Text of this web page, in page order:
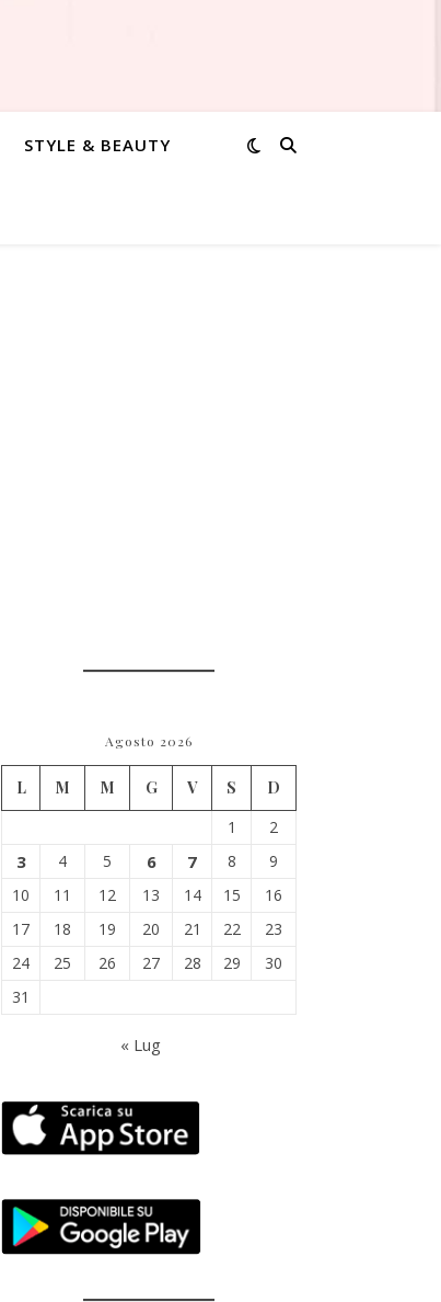
STYLE & BEAUTY
Agosto 2026
L M M G V S
D
1
2
3 4 5 6 7 8
9
10
11 12 13 14 15
16
17
18 19 20 21 22
23
24
25 26 27 28 29
30
31
« Lug